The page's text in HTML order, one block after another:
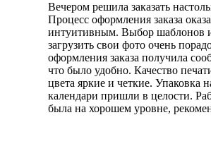
Вечером решила заказать
Процесс оформления заказа
интуитивным. Выбор шаблонов
загрузить свои фото очень
оформления заказа получила
что было удобно. Качество
цвета яркие и четкие. Упаковка
календари пришли в целости.
была на хорошем уровне,